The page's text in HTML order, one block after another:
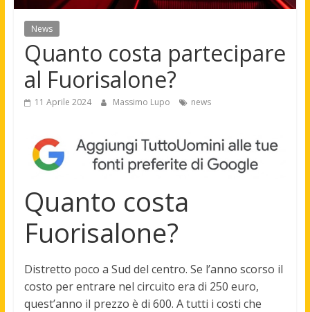
News
Quanto costa partecipare
al Fuorisalone?
11 Aprile 2024 Massimo Lupo news
Quanto costa
Fuorisalone?
Distretto poco a Sud del centro. Se l’anno scorso il
costo per entrare nel circuito era di 250 euro,
quest’anno il prezzo è di 600. A tutti i costi che